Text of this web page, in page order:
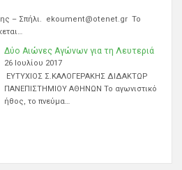
– Σπήλι. ekoument@otenet.gr Το
Δύο Αιώνες Αγώνων για τη Λευτεριά
26 Ιουλίου 2017
ΕΥΤΥΧΙΟΣ Σ.ΚΑΛΟΓΕΡΑΚΗΣ ΔΙΔΑΚΤΩΡ
ΠΑΝΕΠΙΣΤΗΜΙΟΥ ΑΘΗΝΩΝ Το αγωνιστικό
ήθος, το πνεύμα…